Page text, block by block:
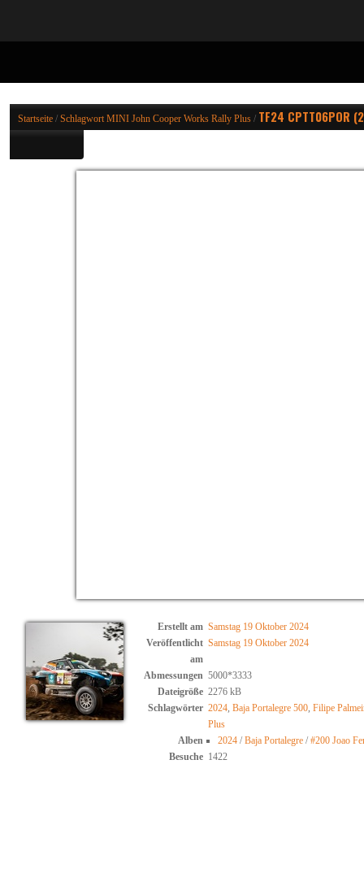
Startseite / Schlagwort MINI John Cooper Works Rally Plus / TF24 CPTT06POR
Erstellt am Samstag 19 Oktober 2024
Veröffentlicht
am
Samstag 19 Oktober 2024
Abmessungen 5000*3333
Dateigröße 2276 kB
Schlagwörter 2024, Baja Portalegre 500, Filipe
Plus
Alben
2024 /Baja Portalegre /#200 Joao
Besuche 1422